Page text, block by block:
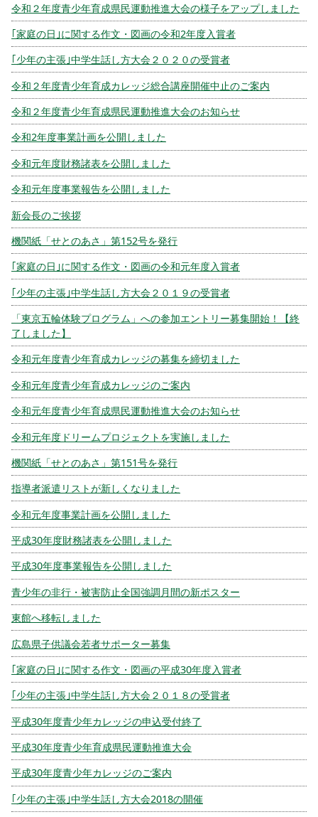
令和２年度青少年育成県民運動推進大会の様子をアップしました
｢家庭の日｣に関する作文・図画の令和2年度入賞者
｢少年の主張｣中学生話し方大会２０２０の受賞者
令和２年度青少年育成カレッジ総合講座開催中止のご案内
令和２年度青少年育成県民運動推進大会のお知らせ
令和2年度事業計画を公開しました
令和元年度財務諸表を公開しました
令和元年度事業報告を公開しました
新会長のご挨拶
機関紙「せとのあさ」第152号を発行
｢家庭の日｣に関する作文・図画の令和元年度入賞者
｢少年の主張｣中学生話し方大会２０１９の受賞者
「東京五輪体験プログラム」への参加エントリー募集開始！【終
了しました】
令和元年度青少年育成カレッジの募集を締切ました
令和元年度青少年育成カレッジのご案内
令和元年度青少年育成県民運動推進大会のお知らせ
令和元年度ドリームプロジェクトを実施しました
機関紙「せとのあさ」第151号を発行
指導者派遣リストが新しくなりました
令和元年度事業計画を公開しました
平成30年度財務諸表を公開しました
平成30年度事業報告を公開しました
青少年の非行・被害防止全国強調月間の新ポスター
東館へ移転しました
広島県子供議会若者サポーター募集
｢家庭の日｣に関する作文・図画の平成30年度入賞者
｢少年の主張｣中学生話し方大会２０１８の受賞者
平成30年度青少年カレッジの申込受付終了
平成30年度青少年育成県民運動推進大会
平成30年度青少年カレッジのご案内
｢少年の主張｣中学生話し方大会2018の開催